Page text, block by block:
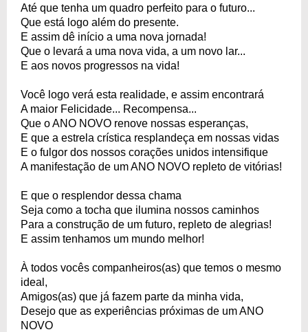
Até que tenha um quadro perfeito para o futuro...
Que está logo além do presente.
E assim dê início a uma nova jornada!
Que o levará a uma nova vida, a um novo lar...
E aos novos progressos na vida!
Você logo verá esta realidade, e assim encontrará
A maior Felicidade... Recompensa...
Que o ANO NOVO renove nossas esperanças,
E que a estrela crística resplandeça em nossas vidas
E o fulgor dos nossos corações unidos intensifique
A manifestação de um ANO NOVO repleto de vitórias!
E que o resplendor dessa chama
Seja como a tocha que ilumina nossos caminhos
Para a construção de um futuro, repleto de alegrias!
E assim tenhamos um mundo melhor!
À todos vocês companheiros(as) que temos o mesmo
ideal,
Amigos(as) que já fazem parte da minha vida,
Desejo que as experiências próximas de um ANO
NOVO